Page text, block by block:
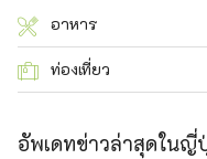
อาหาร
ท่องเที่ยว
อัพเดทข่าวล่าสุดในญี่